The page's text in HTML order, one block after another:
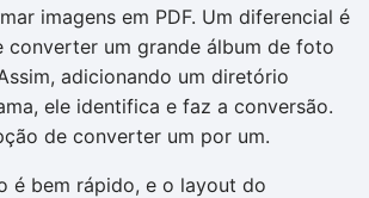
imagens em PDF. Um diferencial é
converter um grande álbum de foto
adicionando um diretório
ele identifica e faz a conversão.
de converter um por um.
é bem rápido, e o layout do